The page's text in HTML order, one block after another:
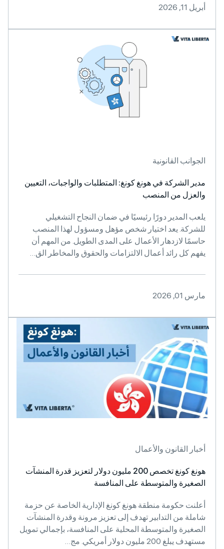
القانونية
في هونغ كونغ: المتطلبات والواجبات، التعيين
من المنصب
دورًا رئيسيًا في ضمان النجاح التشغيلي
يعد اختيار شخص مؤهل ومسؤول لهذا المنصب
لازدهار الأعمال على المدى الطويل. من المهم أن
رائد أعمال الالتزامات والحقوق والمخاطر الق…
والأعمال
هونغ كونغ تخصص 200 مليون دولار لتعزيز قدرة المنشآت
والمتوسطة على المنافسة
حكومة منطقة هونغ كونغ الإدارية الخاصة عن حزمة
من التدابير تهدف إلى تعزيز مرونة وقدرة المنشآت
والمتوسطة المحلية على المنافسة، بإجمالي تمويل
دولار أمريكي. مج…